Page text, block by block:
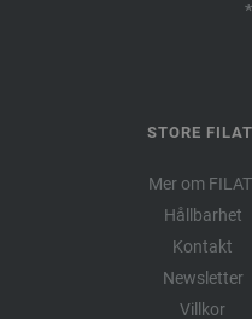
STORE
Mer om
Hållbarhet
Kontakt
Newsletter
Villkor